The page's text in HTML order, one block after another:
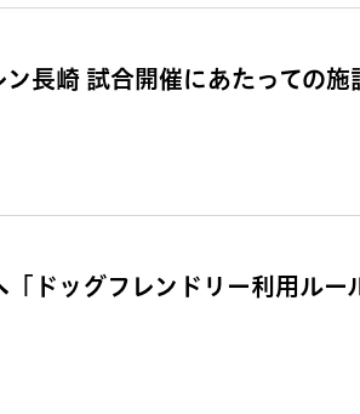
長崎 試合開催にあたっての施
ドッグフレンドリー利用ルー